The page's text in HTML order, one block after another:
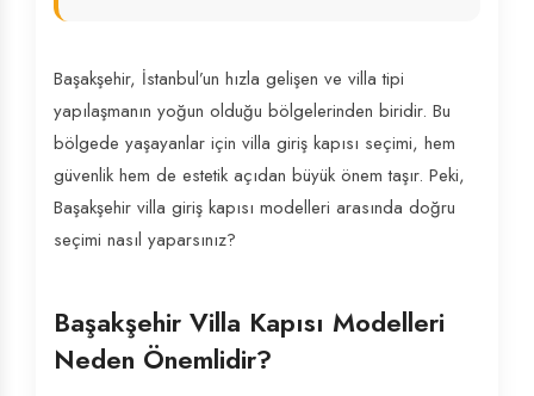
Başakşehir, İstanbul’un hızla gelişen ve villa tipi
yapılaşmanın yoğun olduğu bölgelerinden biridir. Bu
bölgede yaşayanlar için villa giriş kapısı seçimi, hem
güvenlik hem de estetik açıdan büyük önem taşır. Peki,
Başakşehir villa giriş kapısı modelleri arasında doğru
seçimi nasıl yaparsınız?
Başakşehir Villa Kapısı Modelleri
Neden Önemlidir?